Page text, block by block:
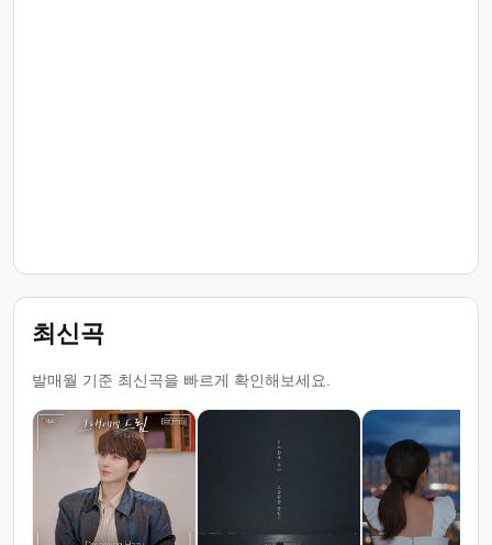
최신곡
발매월 기준 최신곡을 빠르게 확인해보세요.